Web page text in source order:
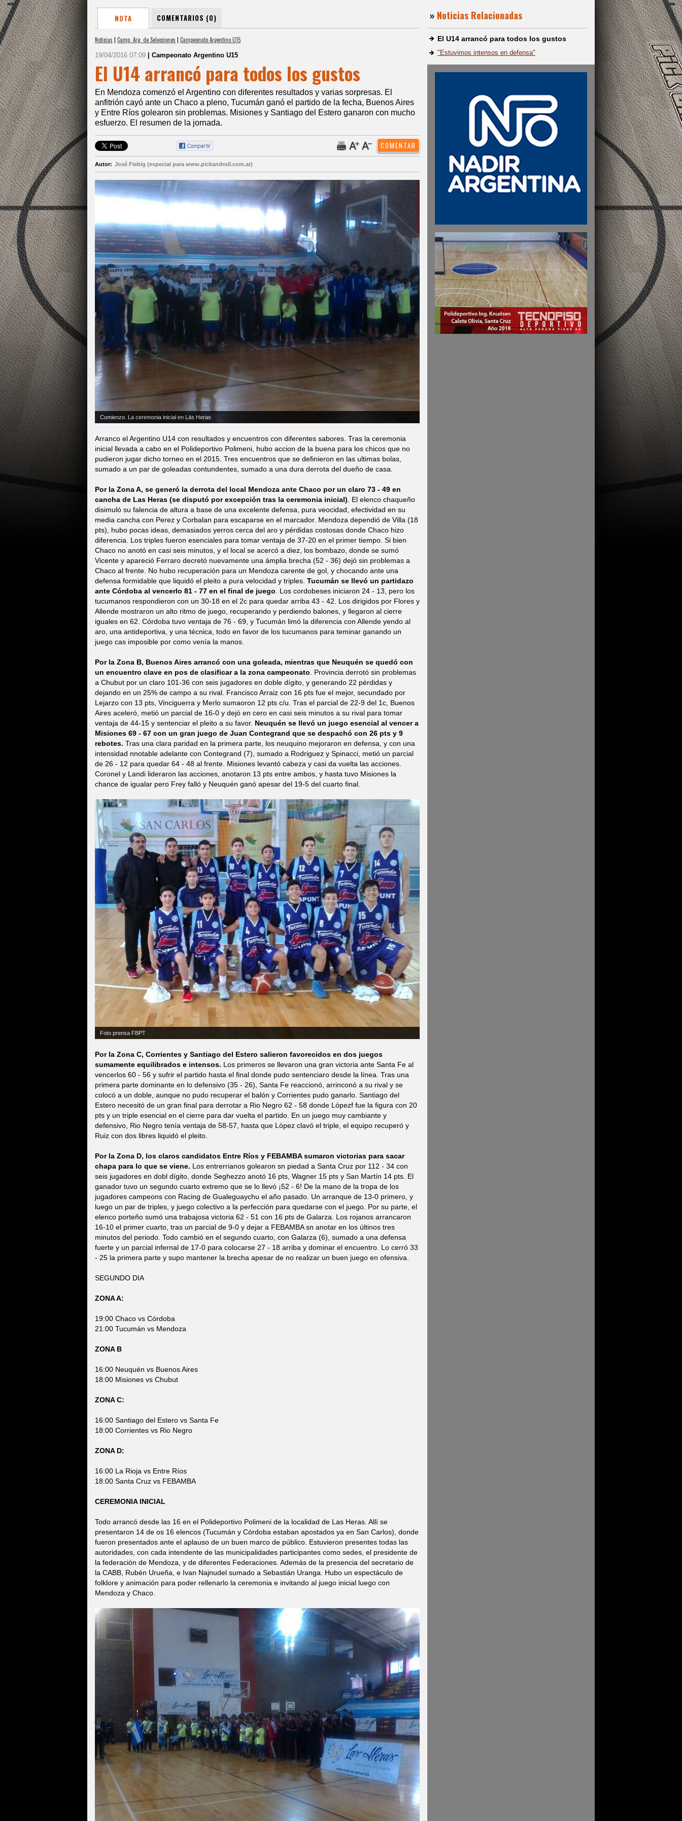
NOTA COMENTARIOS (0)
Noticias | Camp. Arg. de Selecciones | Campeonato Argentino U15
19/04/2016 07:09 | Campeonato Argentino U15
El U14 arrancó para todos los gustos
En Mendoza comenzó el Argentino con diferentes resultados y varias sorpresas. El
anfitrión cayó ante un Chaco a pleno, Tucumán ganó el partido de la fecha, Buenos Aires
y Entre Ríos golearon sin problemas. Misiones y Santiago del Estero ganaron con mucho
esfuerzo. El resumen de la jornada.
Autor: José Fiebig (especial para www.pickandroll.com.ar)
Comienzo. La ceremonia inicial en Läs Heras
Arranco el Argentino U14 con resultados y encuentros con diferentes sabores. Tras la ceremonia
inicial llevada a cabo en el Polideportivo Polimeni, hubo accion de la buena para los chicos que no
pudieron jugar dicho torneo en el 2015. Tres encuentros que se definieron en las ultimas bolas,
sumado a un par de goleadas contundentes, sumado a una dura derrota del dueño de casa.
Por la Zona A, se generó la derrota del local Mendoza ante Chaco por un claro 73 - 49 en
cancha de Las Heras (se disputó por excepción tras la ceremonia inicial) . El elenco chaqueño
disimuló su falencia de altura a base de una excelente defensa, pura veocidad, efectividad en su
media cancha con Perez y Corbalan para escaparse en el marcador. Mendoza dependió de Villa (18
pts), hubo pocas ideas, demasiados yerros cerca del aro y pérdidas costosas donde Chaco hizo
diferencia. Los triples fueron esenciales para tomar ventaja de 37-20 en el primer tiempo. Si bien
Chaco no anotó en casi seis minutos, y el local se acercó a diez, los bombazo, donde se sumó
Vicente y apareció Ferraro decretó nuevamente una ámplia brecha (52 - 36) dejó sin problemas a
Chaco al frente. No hubo recuperación para un Mendoza carente de gol, y chocando ante una
defensa formidable que liquidó el pleito a pura velocidad y triples. Tucumán se llevó un partidazo
ante Córdoba al vencerlo 81 - 77 en el final de juego . Los cordobeses iniciaron 24 - 13, pero los
tucumanos respondieron con un 30-18 en el 2c para quedar arriba 43 - 42. Los dirigidos por Flores y
Allende mostraron un alto ritmo de juego, recuperando y perdiendo balones, y llegaron al cierre
iguales en 62. Córdoba tuvo ventaja de 76 - 69, y Tucumán limó la diferencia con Allende yendo al
aro, una antideportiva, y una técnica, todo en favor de los tucumanos para teminar ganando un
juego cas imposible por como venía la manos.
Por la Zona B, Buenos Aires arrancó con una goleada, mientras que Neuquén se quedó con
un encuentro clave en pos de clasificar a la zona campeonato . Provincia derrotó sin problemas
a Chubut por un claro 101-36 con seis jugadores en doble dígito, y generando 22 pérdidas y
dejando en un 25% de campo a su rival. Francisco Arraiz con 16 pts fue el mejor, secundado por
Lejarzo con 13 pts, Vinciguerra y Merlo sumaoron 12 pts c/u. Tras el parcial de 22-9 del 1c, Buenos
Aires aceleró, metió un parcial de 16-0 y dejó en cero en casi seis minutos a su rival para tomar
ventaja de 44-15 y sentenciar el pleito a su favor. Neuquén se llevó un juego esencial al vencer a
Misiones 69 - 67 con un gran juego de Juan Contegrand que se despachó con 26 pts y 9
rebotes. Tras una clara paridad en la primera parte, los neuquino mejoraron en defensa, y con una
intensidad nnotable adelante con Contegrand (7), sumado a Rodriguez y Spinacci, metió un parcial
de 26 - 12 para quedar 64 - 48 al frente. Misiones levantó cabeza y casi da vuelta las acciones.
Coronel y Landi lideraron las acciones, anotaron 13 pts entre ambos, y hasta tuvo Misiones la
chance de igualar pero Frey falló y Neuquén ganó apesar del 19-5 del cuarto final.
Foto prensa FBPT
Por la Zona C, Corrientes y Santiago del Estero salieron favorecidos en dos juegos
sumamente equilibrados e intensos. Los primeros se llevaron una gran victoria ante Santa Fe al
vencerlos 60 - 56 y sufrir el partido hasta el final donde pudo sentenciaro desde la línea. Tras una
primera parte dominante en lo defensivo (35 - 26), Santa Fe reaccionó, arrinconó a su rival y se
colocó a un doble, aunque no pudo recuperar el balón y Corrientes pudo ganarlo. Santiago del
Estero necesitó de un gran final para derrotar a Rio Negro 62 - 58 donde Lópezf fue la figura con 20
pts y un triple esencial en el cierre para dar vuelta el partido. En un juego muy cambiante y
defensivo, Rio Negro tenía ventaja de 58-57, hasta que López clavó el triple, el equipo recuperó y
Ruiz con dos libres liquidó el pleito.
Por la Zona D, los claros candidatos Entre Ríos y FEBAMBA sumaron victorias para sacar
chapa para lo que se viene. Los entrerrianos golearon sn piedad a Santa Cruz por 112 - 34 con
seis jugadores en dobl dígito, donde Seghezzo anotó 16 pts, Wagner 15 pts y San Martín 14 pts. El
ganador tuvo un segundo cuarto extremo que se lo llevó ¡52 - 6! De la mano de la tropa de los
jugadores campeons con Racing de Gualeguaychu el año pasado. Un arranque de 13-0 primero, y
luego un par de triples, y juego colectivo a la perfección para quedarse con el juego. Por su parte, el
elenco porteño sumó una trabajosa victoria 62 - 51 con 16 pts de Galarza. Los rojanos arrancaron
16-10 el primer cuarto, tras un parcial de 9-0 y dejar a FEBAMBA sn anotar en los últinos tres
minutos del periodo. Todo cambió en el segundo cuarto, con Galarza (6), sumado a una defensa
fuerte y un parcial infernal de 17-0 para colocarse 27 - 18 arriba y dominar el encuentro. Lo cerró 33
- 25 la primera parte y supo mantener la brecha apesar de no realizar un buen juego en ofensiva.
SEGUNDO DIA
ZONA A:
19:00 Chaco vs Córdoba
21:00 Tucumán vs Mendoza
ZONA B
16:00 Neuquén vs Buenos Aires
18:00 Misiones vs Chubut
ZONA C:
16:00 Santiago del Estero vs Santa Fe
18:00 Corrientes vs Rio Negro
ZONA D:
16:00 La Rioja vs Entre Ríos
18:00 Santa Cruz vs FEBAMBA
CEREMONIA INICIAL
Todo arrancó desde las 16 en el Polideportivo Polimeni de la localidad de Las Heras. Allí se
presentaron 14 de os 16 elencos (Tucumán y Córdoba estaban apostados ya en San Carlos), donde
fueron presentados ante el aplauso de un buen marco de público. Estuvieron presentes todas las
autoridades, con cada intendente de las municipalidades participantes como sedes, el presidente de
la federación de Mendoza, y de diferentes Federaciones. Además de la presencia del secretario de
la CABB, Rubén Urueña, e Ivan Najnudel sumado a Sebastián Uranga. Hubo un espectáculo de
folklore y animación para poder rellenarlo la ceremonia e invitando al juego inicial luego con
Mendoza y Chaco.
» Noticias Relacionadas
El U14 arrancó para todos los gustos
"Estuvimos intensos en defensa"